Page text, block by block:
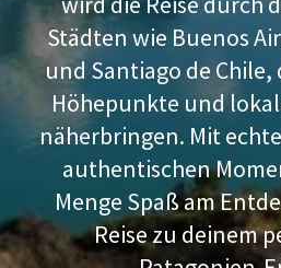
Städten wie Buenos
und Santiago de
Höhepunkte und
näherbringen. Mit
authentischen
Menge Spaß am
Reise zu deinem